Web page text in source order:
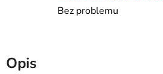
Bez problemu
Opis